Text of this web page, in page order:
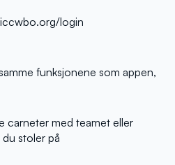
login
funksjonene som appen,
carneter med teamet eller
stoler på